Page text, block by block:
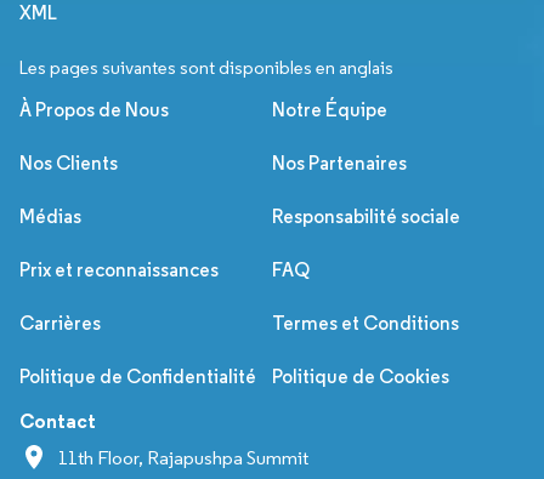
XML
Les pages suivantes sont disponibles en anglais
À Propos de Nous Notre Équipe
Nos Clients Nos Partenaires
Médias Responsabilité sociale
Prix et reconnaissances FAQ
Carrières Termes et Conditions
Politique de Confidentialité Politique de Cookies
Contact
11th Floor, Rajapushpa Summit